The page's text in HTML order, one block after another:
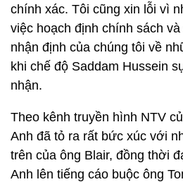
chính xác. Tôi cũng xin lỗi vì
việc hoạch định chính sách
nhận định của chúng tôi về
khi chế độ Saddam Hussein
nhận.
Theo kênh truyền hình NTV
Anh đã tỏ ra rất bức xúc với
trên của ông Blair, đồng thời
Anh lên tiếng cáo buộc ông